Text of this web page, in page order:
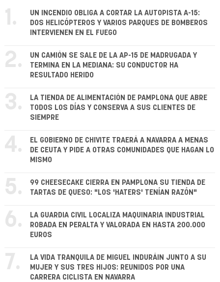
1.
UN INCENDIO OBLIGA A CORTAR LA AUTOPISTA A-15:
DOS HELICÓPTEROS Y VARIOS PARQUES DE BOMBEROS
INTERVIENEN EN EL FUEGO
2.
UN CAMIÓN SE SALE DE LA AP-15 DE MADRUGADA Y
TERMINA EN LA MEDIANA: SU CONDUCTOR HA
RESULTADO HERIDO
3.
LA TIENDA DE ALIMENTACIÓN DE PAMPLONA QUE ABRE
TODOS LOS DÍAS Y CONSERVA A SUS CLIENTES DE
SIEMPRE
4.
EL GOBIERNO DE CHIVITE TRAERÁ A NAVARRA A MENAS
DE CEUTA Y PIDE A OTRAS COMUNIDADES QUE HAGAN LO
MISMO
5.
99 CHEESECAKE CIERRA EN PAMPLONA SU TIENDA DE
TARTAS DE QUESO: "LOS 'HATERS' TENÍAN RAZÓN"
6.
LA GUARDIA CIVIL LOCALIZA MAQUINARIA INDUSTRIAL
ROBADA EN PERALTA Y VALORADA EN HASTA 200.000
EUROS
7.
LA VIDA TRANQUILA DE MIGUEL INDURÁIN JUNTO A SU
MUJER Y SUS TRES HIJOS: REUNIDOS POR UNA
CARRERA CICLISTA EN NAVARRA